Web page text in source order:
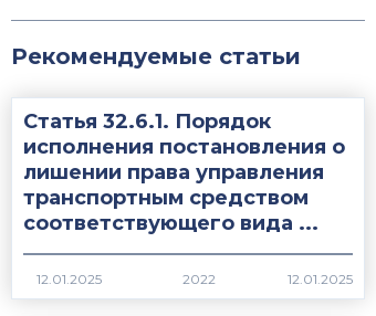
Рекомендуемые статьи
Статья 32.6.1. Порядок
исполнения постановления о
лишении права управления
транспортным средством
соответствующего вида ...
2022